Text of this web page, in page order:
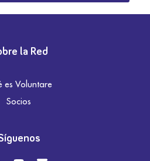
la Red
es Voluntare
Socios